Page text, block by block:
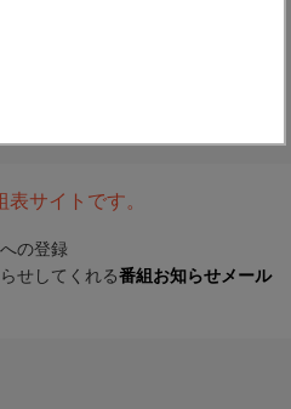
サイトです。
の登録
せしてくれる番組お知らせメール